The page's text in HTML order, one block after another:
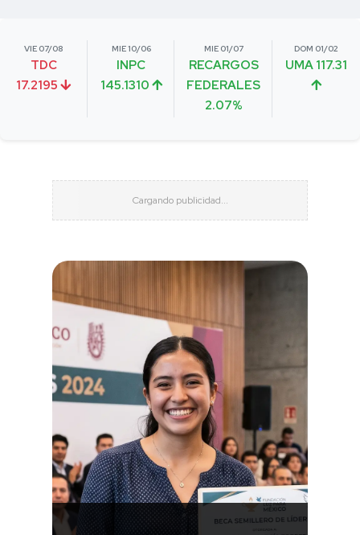
VIE 07/08
TDC
17.2195
MIE 10/06
INPC
145.1310
MIE 01/07
RECARGOS
FEDERALES
2.07%
DOM 01/02
UMA 117.31